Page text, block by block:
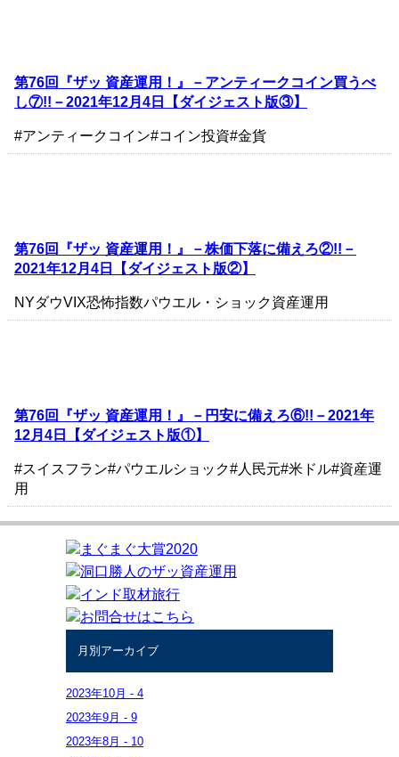
第76回『ザッ 資産運用！』－アンティークコイン買うべ
し⑦!!－2021年12月4日【ダイジェスト版③】
#アンティークコイン#コイン投資#金貨
第76回『ザッ 資産運用！』－株価下落に備えろ②!!－
2021年12月4日【ダイジェスト版②】
NYダウVIX恐怖指数パウエル・ショック資産運用
第76回『ザッ 資産運用！』－円安に備えろ⑥!!－2021年
12月4日【ダイジェスト版①】
#スイスフラン#パウエルショック#人民元#米ドル#資産運
用
月別アーカイブ
2023年10月 - 4
2023年9月 - 9
2023年8月 - 10